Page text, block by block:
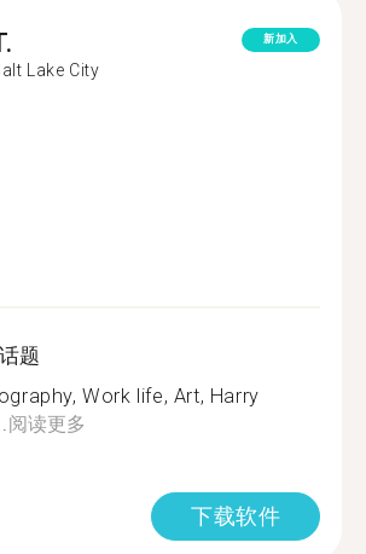
Lake City
新加入
题
Work life, Art, Harry
阅读更多
下载软件